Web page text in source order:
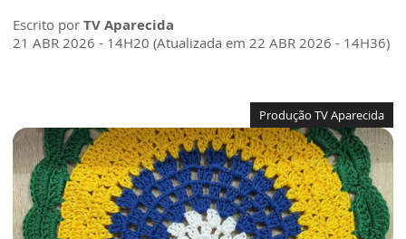
Escrito por TV Aparecida
21 ABR 2026 - 14H20 (Atualizada em 22 ABR 2026 - 14H36)
Produção TV Aparecida